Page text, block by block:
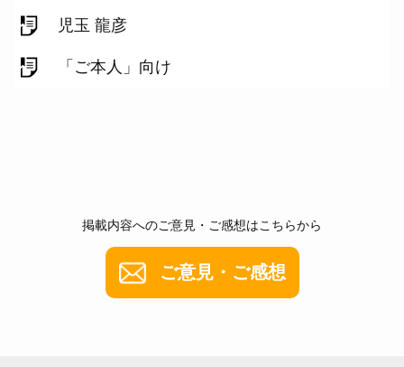
児玉 龍彦
「ご本人」向け
掲載内容へのご意見・ご感想はこちらから
ご意見・ご感想